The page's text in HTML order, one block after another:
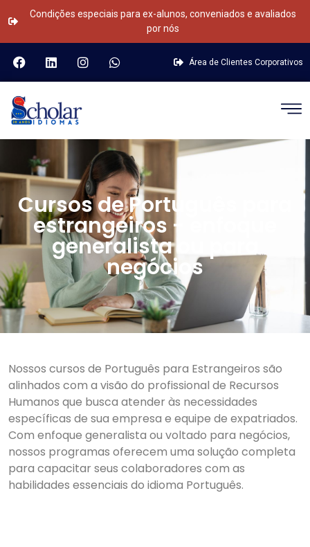
Condições especiais para ex-alunos, conveniados e avaliados
por nós
Área de Clientes Corporativos
Cursos de Português para
estrangeiros - enfoque
generalista ou para
negócios
Nossos cursos de Português para Estrangeiros são
alinhados com a visão do profissional de Recursos
Humanos que busca atender às necessidades
específicas de sua empresa e equipe de expatriados.
Com enfoque generalista ou voltado para negócios,
nossos programas oferecem uma solução completa
para capacitar seus colaboradores com as
habilidades essenciais do idioma Português.